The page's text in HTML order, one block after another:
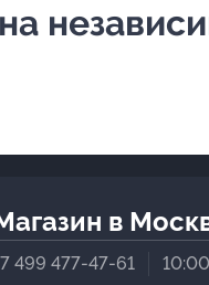
в
499 477-47-61